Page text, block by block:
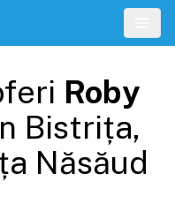
Roby
Bistrița,
Năsăud